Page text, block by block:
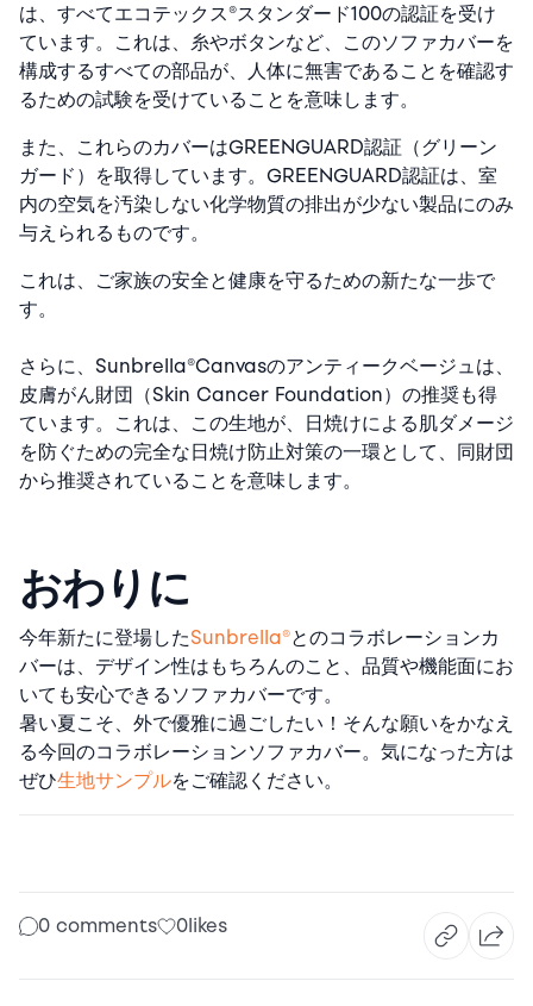
は、すべてエコテックス®スタンダード100の認証を受け
ています。これは、糸やボタンなど、このソファカバーを
構成するすべての部品が、人体に無害であることを確認す
るための試験を受けていることを意味します。
また、これらのカバーはGREENGUARD認証（グリーン
ガード）を取得しています。GREENGUARD認証は、室
内の空気を汚染しない化学物質の排出が少ない製品にのみ
与えられるものです。
これは、ご家族の安全と健康を守るための新たな一歩で
す。
さらに、Sunbrella®Canvasのアンティークベージュは、
皮膚がん財団（Skin Cancer Foundation）の推奨も得
ています。これは、この生地が、日焼けによる肌ダメージ
を防ぐための完全な日焼け防止対策の一環として、同財団
から推奨されていることを意味します。
おわりに
今年新たに登場したSunbrella®とのコラボレーションカ
バーは、デザイン性はもちろんのこと、品質や機能面にお
いても安心できるソファカバーです。
暑い夏こそ、外で優雅に過ごしたい！そんな願いをかなえ
る今回のコラボレーションソファカバー。気になった方は
ぜひ生地サンプルをご確認ください。
0 comments 0likes